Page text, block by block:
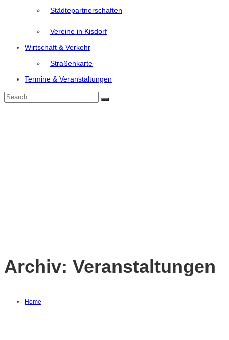
Städtepartnerschaften
Vereine in Kisdorf
Wirtschaft & Verkehr
Straßenkarte
Termine & Veranstaltungen
Search
Search
Archiv: Veranstaltungen
Home